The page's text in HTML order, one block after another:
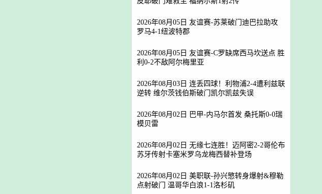
2026年08月05日 友谊赛-苏莱破门迪巴拉助攻
罗马4-1纽波特郡
2026年08月05日 友谊赛-C罗缺席西马坎送点 胜
利0-2不敌阿尔梅里亚
2026年08月03日 连丢四球！利物浦2-4遭利兹联
逆转 维尔茨钱伯斯破门凯尔凯兹失误
2026年08月02日 巴甲-内马尔首发 桑托斯0-0瑞
模贝雷
2026年08月02日 无缘七连胜！迈阿密2-2哥伦布
苏牙传射卡塞米罗乌龙梅西替补登场
2026年08月02日 美职联-孙兴慜转身爆射&穆勒
点射破门 温哥华白浪1-1洛杉矶